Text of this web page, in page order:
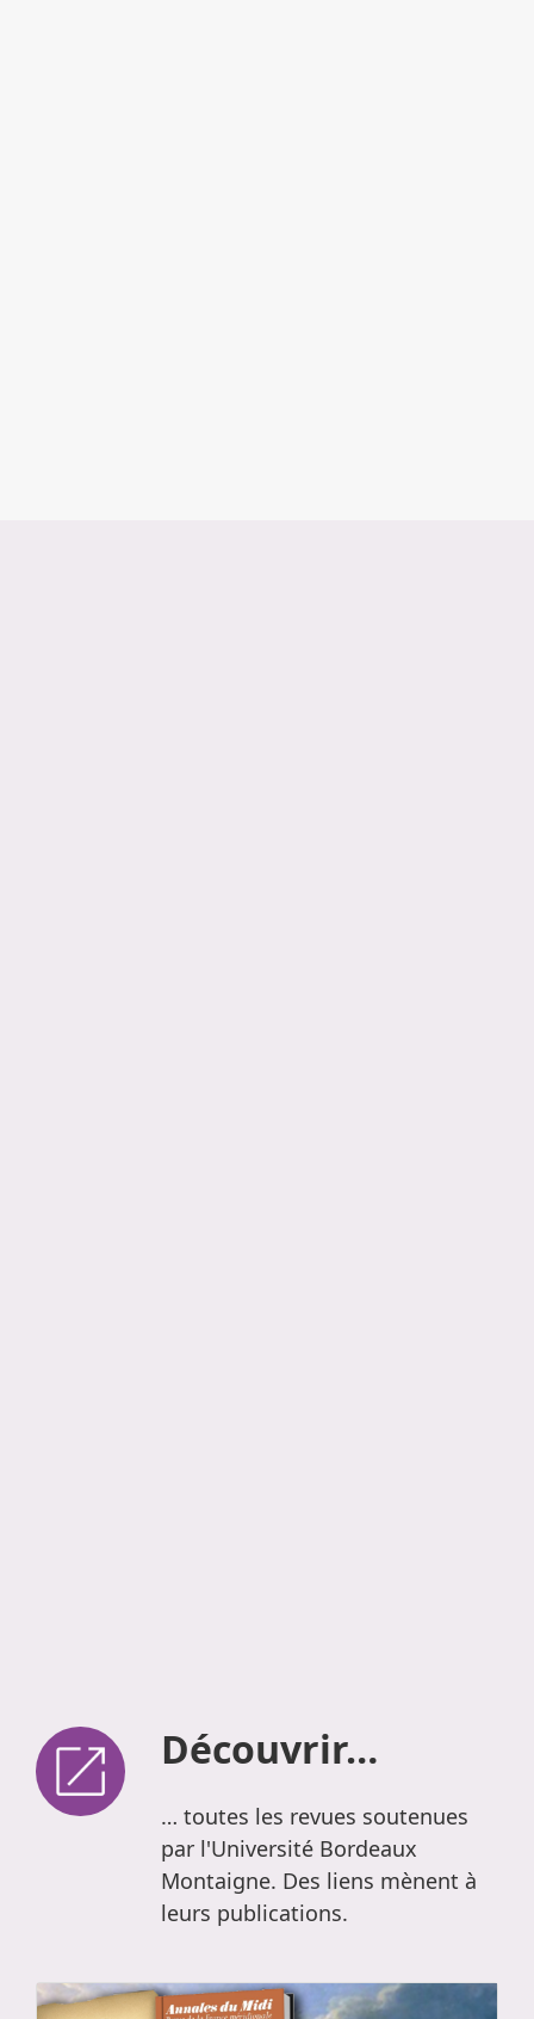
Découvrir…
… toutes les revues soutenues
par l'Université Bordeaux
Montaigne. Des liens mènent à
leurs publications.